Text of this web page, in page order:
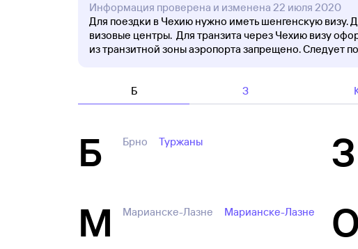
Информация проверена и изменена 22 июля 2020
Для поездки в Чехию нужно иметь шенгенскую визу.
визовые центры. Для транзита через Чехию визу
из транзитной зоны аэропорта запрещено. Следует
Б З
Б Брно Туржаны З
М Марианске-Лазне Марианске-Лазне О